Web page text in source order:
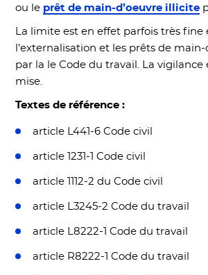
ou le prêt de main-d’oeuvre illicite
La limite est en effet parfois très fine
l’externalisation et les prêts de
par la le Code du travail. La vigilance
mise.
Textes de référence :
article L441-6 Code civil
article 1231-1 Code civil
article 1112-2 du Code civil
article L3245-2 Code du travail
article L8222-1 Code du travail
article R8222-1 Code du travail